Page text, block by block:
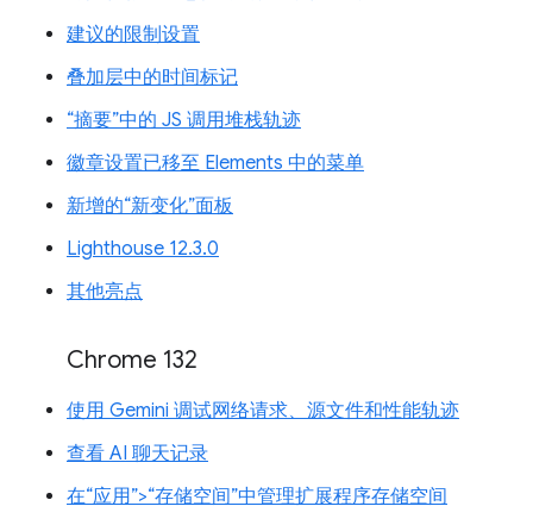
建议的限制设置
叠加层中的时间标记
“摘要”中的 JS 调用堆栈轨迹
徽章设置已移至 Elements 中的菜单
新增的“新变化”面板
Lighthouse 12.3.0
其他亮点
Chrome 132
使用 Gemini 调试网络请求、源文件和性能轨迹
查看 AI 聊天记录
在“应用”>“存储空间”中管理扩展程序存储空间